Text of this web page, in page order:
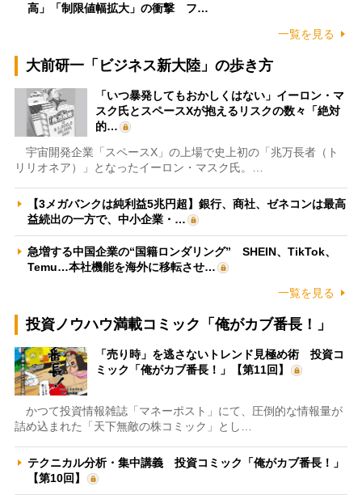
高」「制限値幅拡大」の衝撃 フ…
一覧を見る
大前研一「ビジネス新大陸」の歩き方
「いつ暴発してもおかしくはない」イーロン・マ
スク氏とスペースXが抱えるリスクの数々「絶対
的…
宇宙開発企業「スペースX」の上場で史上初の「兆万長者（ト
リリオネア）」となったイーロン・マスク氏。…
【3メガバンクは純利益5兆円超】銀行、商社、ゼネコンは最高
益続出の一方で、中小企業・…
急増する中国企業の“国籍ロンダリング” SHEIN、TikTok、
Temu…本社機能を海外に移転させ…
一覧を見る
投資ノウハウ満載コミック「俺がカブ番長！」
「売り時」を逃さないトレンド見極め術 投資コ
ミック「俺がカブ番長！」【第11回】
かつて投資情報雑誌「マネーポスト」にて、圧倒的な情報量が
詰め込まれた「天下無敵の株コミック」とし…
テクニカル分析・集中講義 投資コミック「俺がカブ番長！」
【第10回】